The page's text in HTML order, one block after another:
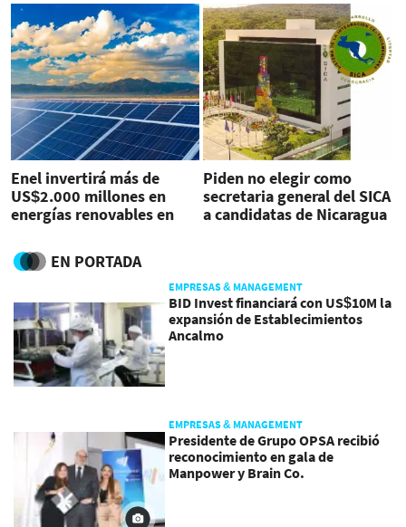
Enel invertirá más de
US$2.000 millones en
energías renovables en
Piden no elegir como
secretaria general del SICA
a candidatas de Nicaragua
EN PORTADA
EMPRESAS & MANAGEMENT
BID Invest financiará con US$10M la
expansión de Establecimientos
Ancalmo
EMPRESAS & MANAGEMENT
Presidente de Grupo OPSA recibió
reconocimiento en gala de
Manpower y Brain Co.